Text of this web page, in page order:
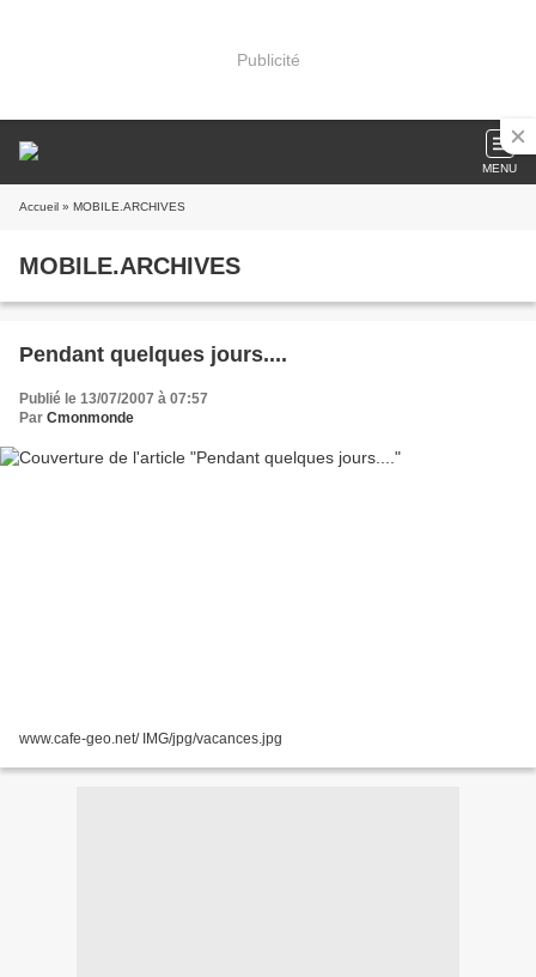
Publicité
MENU
Accueil » MOBILE.ARCHIVES
MOBILE.ARCHIVES
Pendant quelques jours....
Publié le 13/07/2007 à 07:57
Par Cmonmonde
www.cafe-geo.net/ IMG/jpg/vacances.jpg